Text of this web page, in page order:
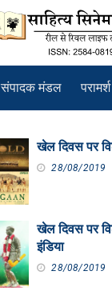
संपादक मंडल
खेल दिवस पर
28/08/2019
खेल दिवस पर
इंडिया
28/08/2019